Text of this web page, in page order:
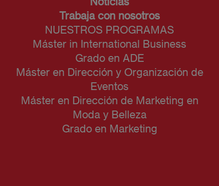
Trabaja con nosotros
NUESTROS PROGRAMAS
Máster in International Business
Grado en ADE
Máster en Dirección y Organización de
Eventos
Máster en Dirección de Marketing en
Moda y Belleza
Grado en Marketing